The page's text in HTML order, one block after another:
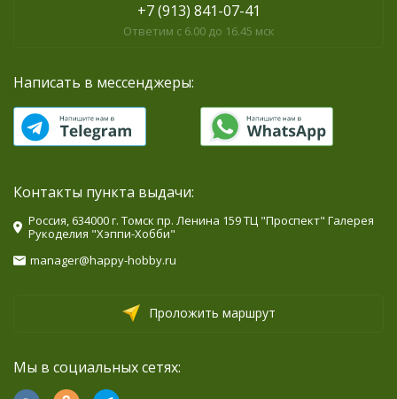
+7 (913) 841-07-41
Ответим с 6.00 до 16.45 мск
Написать в мессенджеры:
Контакты пункта выдачи:
Россия, 634000 г. Томск пр. Ленина 159 ТЦ "Проспект" Галерея
Рукоделия "Хэппи-Хобби"
manager@happy-hobby.ru
Проложить маршрут
Мы в социальных сетях: